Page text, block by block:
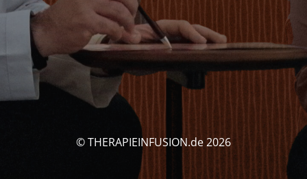
© THERAPIEINFUSION.de 2026